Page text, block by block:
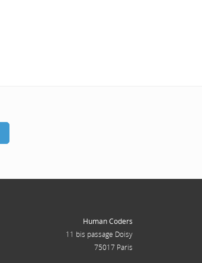
Human Coders
11 bis passage Doisy
75017 Paris